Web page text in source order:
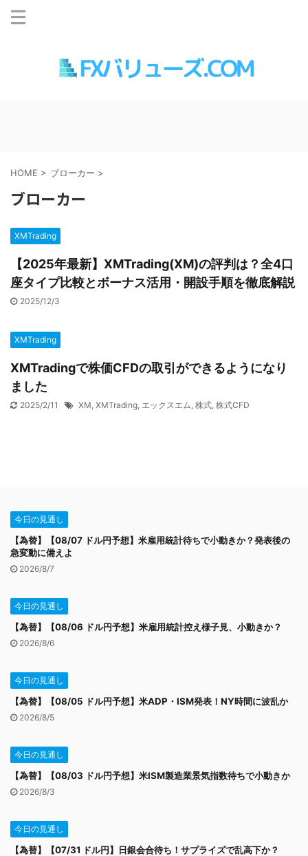
HOME > ブローカー >
ブローカー
XMTrading
【2025年最新】XMTrading(XM)の評判は？全4口
座タイプ比較とボーナス活用・開設手順を徹底解説
2025/12/3
XMTrading
XMTradingで株価CFDの取引ができるようになり
ました
2025/2/11 XM XMTrading エックスエム 株式 株式CFD
今日の見通し
【為替】【08/07 ドル円予想】米雇用統計待ちで小動きか？発表後の
急変動に備えよ
2026/8/7
今日の見通し
【為替】【08/06 ドル円予想】米雇用統計控え様子見、小動きか？
2026/8/6
今日の見通し
【為替】【08/05 ドル円予想】米ADP・ISM発表！NY時間に波乱か
2026/8/5
今日の見通し
【為替】【08/03 ドル円予想】米ISM製造業景気指数待ちで小動きか
2026/8/3
今日の見通し
【為替】【07/31 ドル円】日銀会合待ち！サプライズで乱高下か？